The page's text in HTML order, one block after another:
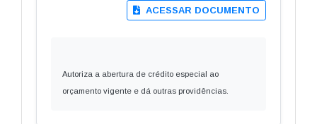
ACESSAR DOCUMENTO
Autoriza a abertura de crédito especial ao
orçamento vigente e dá outras providências.